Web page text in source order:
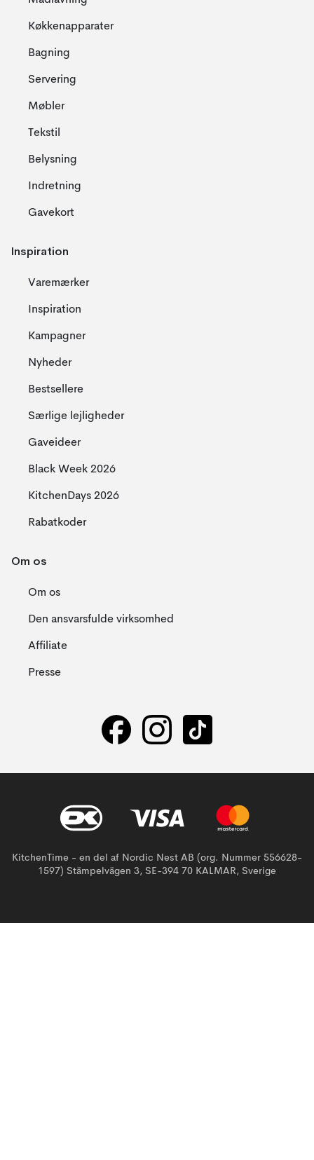
Køkkenapparater
Bagning
Servering
Møbler
Tekstil
Belysning
Indretning
Gavekort
Inspiration
Varemærker
Inspiration
Kampagner
Nyheder
Bestsellere
Særlige lejligheder
Gaveideer
Black Week 2026
KitchenDays 2026
Rabatkoder
Om os
Om os
Den ansvarsfulde virksomhed
Affiliate
Presse
KitchenTime - en del af Nordic Nest AB (org. Nummer 556628-
1597) Stämpelvägen 3, SE-394 70 KALMAR, Sverige